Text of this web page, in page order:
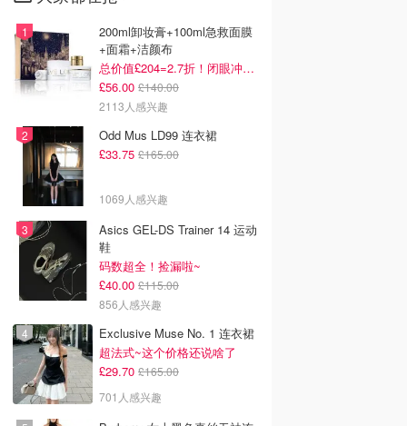
200ml卸妆膏+100ml急救面膜
+面霜+洁颜布
总价值£204=2.7折！闭眼冲这套！
£56.00 £140.00
2113人感兴趣
Odd Mus LD99 连衣裙
£33.75 £165.00
1069人感兴趣
Asics GEL-DS Trainer 14 运动
鞋
码数超全！捡漏啦~
£40.00 £115.00
856人感兴趣
Exclusive Muse No. 1 连衣裙
超法式~这个价格还说啥了
£29.70 £165.00
701人感兴趣